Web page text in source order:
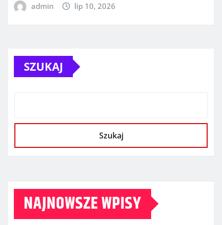
admin lip 10, 2026
SZUKAJ
Szukaj
NAJNOWSZE WPISY